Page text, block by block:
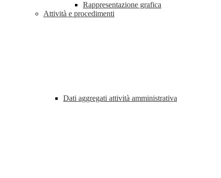
Rappresentazione grafica
Attività e procedimenti
Dati aggregati attività amministrativa